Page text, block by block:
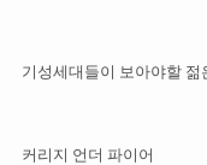
기성세대들이 보아야할 젊
커리지 언더 파이어